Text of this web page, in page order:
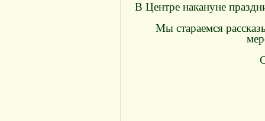
В Центре накануне
Мы стараемся